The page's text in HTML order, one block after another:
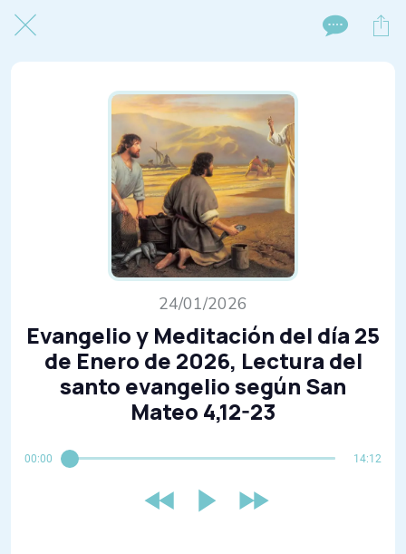
24/01/2026
Evangelio y Meditación del día 25
de Enero de 2026, Lectura del
santo evangelio según San
Mateo 4,12-23
00:00 14:12